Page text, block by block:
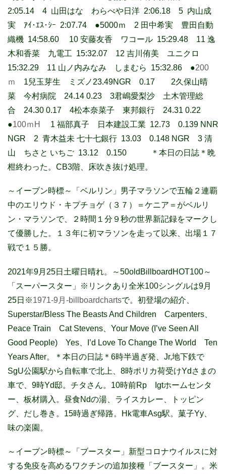
2:05.14 4 山田はな わらべや日洋 2:06.18 5 内山成
実 ｱｲ･ｴｽ･ｼｰ 2:07.74 ●5000ｍ 2 田中希実 豊田自動
織機 14:58.60 10 安藤友香 ワコール 15:29.48 11 逸
木和香菜 九電工 15:32.07 12 吉川侑美 ユニクロ
15:32.29 11 山ノ内みなみ しまむら 15:32.86 ●200
ｍ 1兒玉芽生 ミズノ23.49NGR 0.17 2久保山晴
菜 今村病院 24.14 0.23 3君嶋愛梨沙 土木管理総
合 24.30 0.17 4松本奈菜子 東邦銀行 24.31 0.22
●100ｍH
1 福部真子 日本建設工業 12.73 0.139 NNR
NGR 2 青木益未 七十七銀行 13.03 0.148 NGR 3 清
山 ちさと いちご 13.12 0.150
＊本日の日誌＊晩
柑終わった。CB3階、床吹き抜け処理。
～イーブン時標～「ベルリン」男子マラソンで五輪２連覇
中のエリウド・キプチョゲ（３７）＝ケニア＝がベルリ
ン・マラソンで、２時間１分９秒の世界新記録をマークし
て優勝した。１３年に初マラソンを走って以来、出場１７
戦で１５勝。
2021年9月25日土曜日晴れ。～50oldBillboardHOT100～
「スーパースター」※リンクあり 全米100シングルは9月
25日※1971-9月-billboardchartsで。初登場の紹介、
Superstar/Bless The Beasts And Children Carpenters、
Peace Train Cat Stevens、 Your Move (I’ve Seen All
Good People) Yes、 I’d Love To Change The World Ten
Years After。＊本日の日誌＊6時半過ぎ発、Jr,地下鉄で
SgU公園駅から自転車で北上、8時ポリカ荷受けYdさまの
車で、9時Yd邸。チタさん。10時前Rp Igtホームセンタ
ー、板材購入。昼食Ndの湯、ライスカレー、トッピン
グ、だし巻き。15時過ぎ帰路。Hk電車Asg駅。菓子Yy、
味の楽園。
～イーブン時標～「ブースター」新型コロナウイルスに対
する免疫を高めるワクチンの追加接種「ブースター」。米